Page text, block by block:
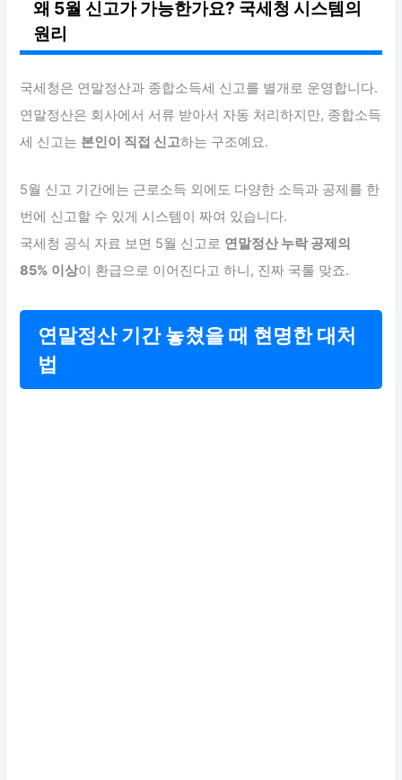
왜 5월 신고가 가능한가요? 국세청 시스템의
원리
국세청은 연말정산과 종합소득세 신고를 별개로 운영합니다.
연말정산은 회사에서 서류 받아서 자동 처리하지만, 종합소득
세 신고는 본인이 직접 신고하는 구조예요.
5월 신고 기간에는 근로소득 외에도 다양한 소득과 공제를 한
번에 신고할 수 있게 시스템이 짜여 있습니다.
국세청 공식 자료 보면 5월 신고로 연말정산 누락 공제의
85% 이상이 환급으로 이어진다고 하니, 진짜 국룰 맞죠.
연말정산 기간 놓쳤을 때 현명한 대처
법